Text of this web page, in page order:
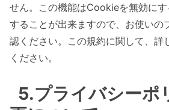
せん。この機能はCookieを無効に
することが出来ますので、お使いの
認ください。この規約に関して、詳
ください。
5.プライバシーポ